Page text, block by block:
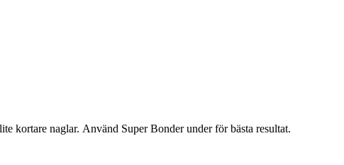
kortare naglar. Använd Super Bonder under förbästa resultat.